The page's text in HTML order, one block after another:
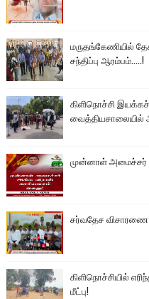
மருதங்கேணியில்
சந்திப்பு ஆரம்பம்.....!
கிளிநொச்சி
வைத்தியசாலையில்
முன்னாள் அமைச்சர்
சர்வதேச
கிளிநொச்சியில்
மீட்பு!